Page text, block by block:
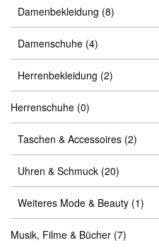
Damenbekleidung (8)
Damenschuhe (4)
Herrenbekleidung (2)
Herrenschuhe (0)
Taschen & Accessoires (2)
Uhren & Schmuck (20)
Weiteres Mode & Beauty (1)
Musik, Filme & Bücher (7)